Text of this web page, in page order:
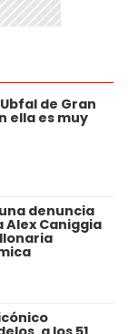
de Gran
ella es muy
denuncia
Alex Caniggia